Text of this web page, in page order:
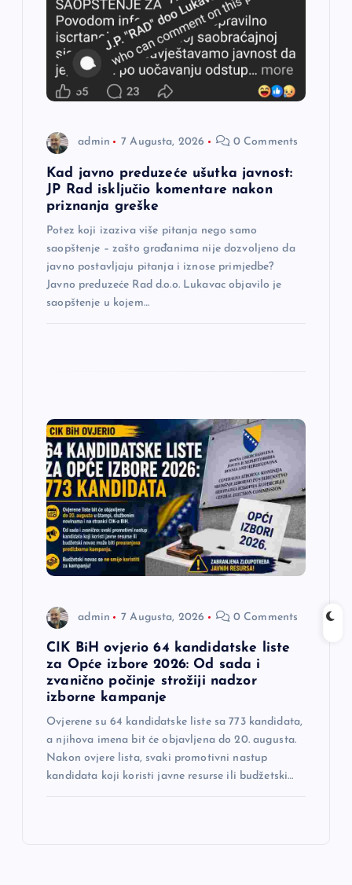
admin 7 Augusta, 2026 0 Comments
Kad javno preduzeće ušutka javnost:
JP Rad isključio komentare nakon
priznanja greške
Potez koji izaziva više pitanja nego samo
saopštenje – zašto građanima nije dozvoljeno da
javno postavljaju pitanja i iznose primjedbe?
Javno preduzeće Rad d.o.o. Lukavac objavilo je
saopštenje u kojem…
admin 7 Augusta, 2026 0 Comments
CIK BiH ovjerio 64 kandidatske liste
za Opće izbore 2026: Od sada i
zvanično počinje strožiji nadzor
izborne kampanje
Ovjerene su 64 kandidatske liste sa 773 kandidata,
a njihova imena bit će objavljena do 20. augusta.
Nakon ovjere lista, svaki promotivni nastup
kandidata koji koristi javne resurse ili budžetski…